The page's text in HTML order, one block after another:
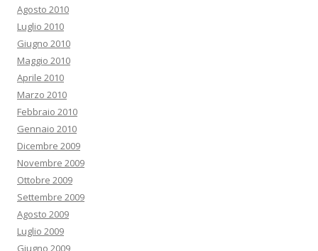
Agosto 2010
Luglio 2010
Giugno 2010
Maggio 2010
Aprile 2010
Marzo 2010
Febbraio 2010
Gennaio 2010
Dicembre 2009
Novembre 2009
Ottobre 2009
Settembre 2009
Agosto 2009
Luglio 2009
Giugno 2009